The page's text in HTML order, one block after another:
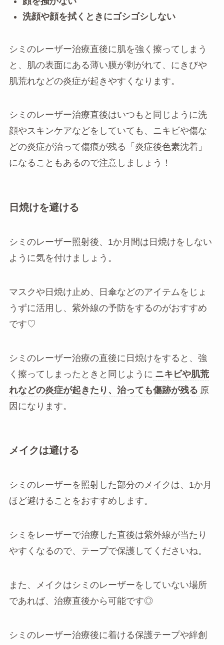
洗顔や顔を拭くときにゴシゴシしない
シミのレーザー治療直後に肌を強く擦ってしまう
と、肌の表面にある薄い膜が剥がれて、にきびや
肌荒れなどの炎症が起きやすくなります。
シミのレーザー治療直後はいつもと同じように洗
顔やスキンケアなどをしていても、ニキビや傷な
どの炎症が治って傷痕が残る「炎症後色素沈着」
になることもあるので注意しましょう！
日焼けを避ける
シミのレーザー照射後、1か月間は日焼けをしない
ように気を付けましょう。
マスクや日焼け止め、日傘などのアイテムをじょ
うずに活用し、紫外線の予防をするのがおすすめ
です♡
シミのレーザー治療の直後に日焼けをすると、強
く擦ってしまったときと同じように ニキビや肌荒
れなどの炎症が起きたり、治っても傷跡が残る 原
因になります。
メイクは避ける
シミのレーザーを照射した部分のメイクは、1か月
ほど避けることをおすすめします。
シミをレーザーで治療した直後は紫外線が当たり
やすくなるので、テープで保護してくださいね。
また、メイクはシミのレーザーをしていない場所
であれば、治療直後から可能です◎
シミのレーザー治療後に着ける保護テープや絆創